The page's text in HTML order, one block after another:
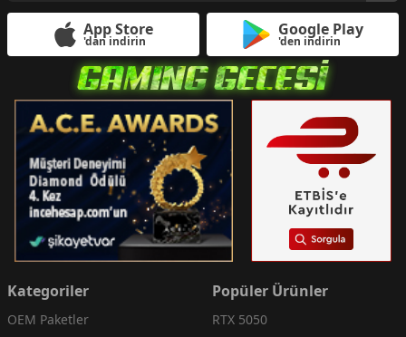
App Store
'dan indirin
Google Play
'den indirin
Kategoriler
OEM Paketler
Popüler Ürünler
RTX 5050